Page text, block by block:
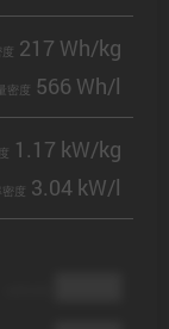
217 Wh/kg
密度 566 Wh/l
1.17 kW/kg
度 3.04 kW/l